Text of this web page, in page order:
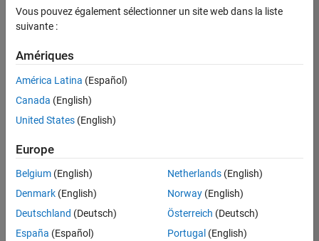
Opérations commerciales
Finances et opérations
Actuellement,
aucune
offre
d'emploi
correspondant
à vos
critères
de
recherche.
Vous
Vous pouvez également sélectionner un site web dans la liste
suivante :
Amériques
América Latina (Español)
Canada (English)
United States (English)
Europe
Belgium (English)
Denmark (English)
Deutschland (Deutsch)
España (Español)
Netherlands(English)
Norway(English)
Österreich (Deutsch)
Portugal (English)